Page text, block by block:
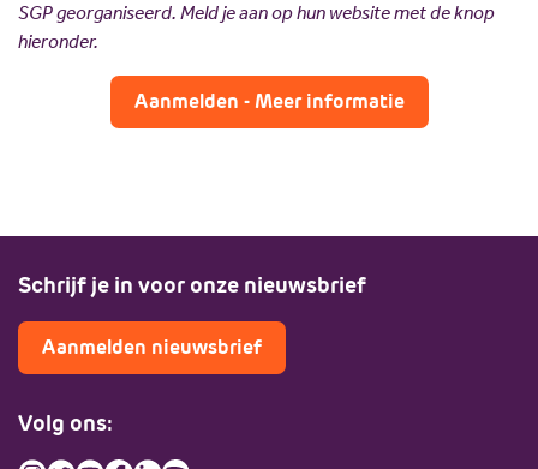
SGP georganiseerd. Meld je aan op hun website met de knop
hieronder.
Aanmelden - Meer informatie
Schrijf je in voor onze nieuwsbrief
Aanmelden nieuwsbrief
Volg ons: